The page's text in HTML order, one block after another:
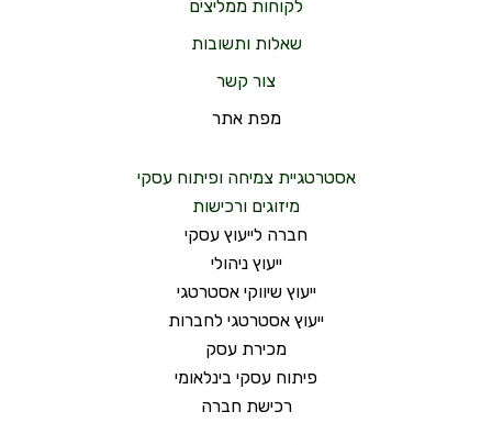
לקוחות ממליצים
שאלות ותשובות
צור קשר
מפת אתר
אסטרטגיית צמיחה ופיתוח עסקי
מיזוגים ורכישות
חברה לייעוץ עסקי
ייעוץ ניהולי
ייעוץ שיווקי אסטרטגי
ייעוץ אסטרטגי לחברות
מכירת עסק
פיתוח עסקי בינלאומי
רכישת חברה